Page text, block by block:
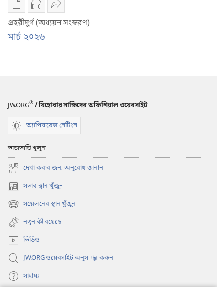
ডিজিটাল
প্রকাশনাদি
ডাউনলোড
মার্চ ২০২৬
অডিও
রেকর্ডিং
ডাউনলোড
মার্চ ২০২৬
শেয়ার
করুন
প্রহরীদুর্গ (অধ্যয়ন সংস্করণ)
মার্চ ২০২৬
JW.ORG® / যিহোবার সাক্ষিদের অফিশিয়াল ওয়েবসাইট
অ্যাপিয়ারেন্স সেটিংস
তাড়াতাড়ি খুলুন
দেখা করার জন্য অনুরোধ জানান
সভার স্থান খুঁজুন
(opens
new
window)
সম্মেলনের স্থান খুঁজুন
(opens
new
window)
নতুন কী রয়েছে
ভিডিও
JW.ORG ওয়েবসাইট অনুসন্ধান করুন
সাহায্য